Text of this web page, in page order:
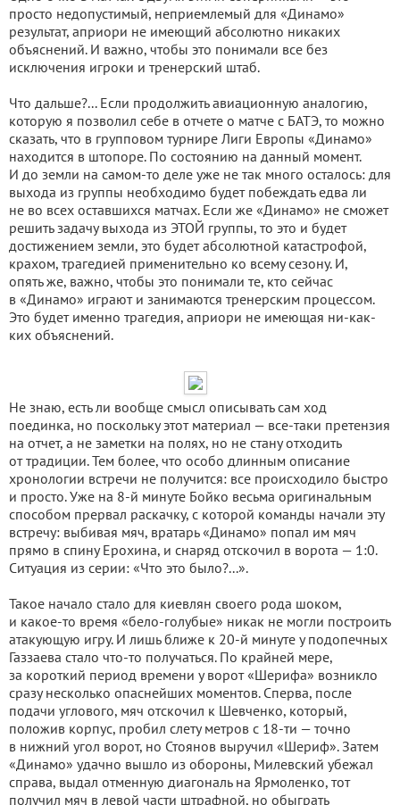
просто недопустимый, неприемлемый для «Динамо»
результат, априори не имеющий абсолютно никаких
объяснений. И важно, чтобы это понимали все без
исключения игроки и тренерский штаб.
Что дальше?... Если продолжить авиационную аналогию,
которую я позволил себе в отчете о матче с БАТЭ, то можно
сказать, что в групповом турнире Лиги Европы «Динамо»
находится в штопоре. По состоянию на данный момент.
И до земли на самом-то деле уже не так много осталось: для
выхода из группы необходимо будет побеждать едва ли
не во всех оставшихся матчах. Если же «Динамо» не сможет
решить задачу выхода из ЭТОЙ группы, то это и будет
достижением земли, это будет абсолютной катастрофой,
крахом, трагедией применительно ко всему сезону. И,
опять же, важно, чтобы это понимали те, кто сейчас
в «Динамо» играют и занимаются тренерским процессом.
Это будет именно трагедия, априори не имеющая ни-как-
ких объяснений.
Не знаю, есть ли вообще смысл описывать сам ход
поединка, но поскольку этот материал — все-таки претензия
на отчет, а не заметки на полях, но не стану отходить
от традиции. Тем более, что особо длинным описание
хронологии встречи не получится: все происходило быстро
и просто. Уже на 8-й минуте Бойко весьма оригинальным
способом прервал раскачку, с которой команды начали эту
встречу: выбивая мяч, вратарь «Динамо» попал им мяч
прямо в спину Ерохина, и снаряд отскочил в ворота — 1:0.
Ситуация из серии: «Что это было?...».
Такое начало стало для киевлян своего рода шоком,
и какое-то время «бело-голубые» никак не могли построить
атакующую игру. И лишь ближе к 20-й минуте у подопечных
Газзаева стало что-то получаться. По крайней мере,
за короткий период времени у ворот «Шерифа» возникло
сразу несколько опаснейших моментов. Сперва, после
подачи углового, мяч отскочил к Шевченко, который,
положив корпус, пробил слету метров с 18-ти — точно
в нижний угол ворот, но Стоянов выручил «Шериф». Затем
«Динамо» удачно вышло из обороны, Милевский убежал
справа, выдал отменную диагональ на Ярмоленко, тот
получил мяч в левой части штрафной, но обыграть